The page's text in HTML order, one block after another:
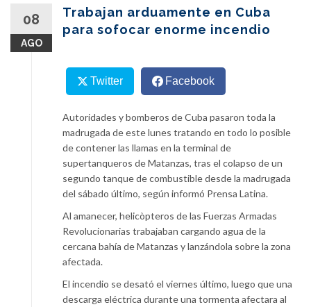
08
AGO
Trabajan arduamente en Cuba
para sofocar enorme incendio
Twitter Facebook
Autoridades y bomberos de Cuba pasaron toda la
madrugada de este lunes tratando en todo lo posible
de contener las llamas en la terminal de
supertanqueros de Matanzas, tras el colapso de un
segundo tanque de combustible desde la madrugada
del sábado último, según informó Prensa Latina.
Al amanecer, helicòpteros de las Fuerzas Armadas
Revolucionarias trabajaban cargando agua de la
cercana bahía de Matanzas y lanzándola sobre la zona
afectada.
El incendio se desató el viernes último, luego que una
descarga eléctrica durante una tormenta afectara al